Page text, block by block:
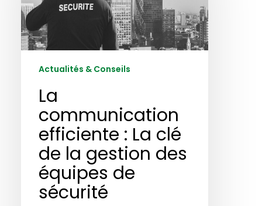
La
clé
de
la
gestion
équipes
sécurité
Actualités & Conseils
La
communication
efficiente : La clé
de la gestion des
équipes de
sécurité